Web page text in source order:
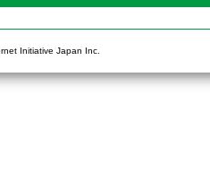
Initiative Japan Inc.